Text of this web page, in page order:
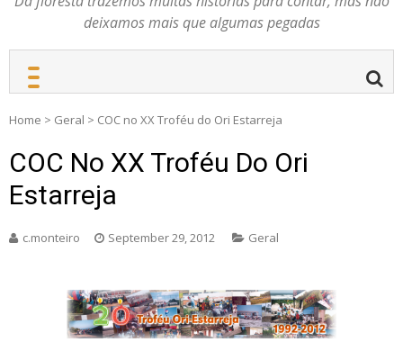
deixamos mais que algumas pegadas
Home > Geral > COC no XX Troféu do Ori Estarreja
COC No XX Troféu Do Ori
Estarreja
c.monteiro September 29, 2012 Geral